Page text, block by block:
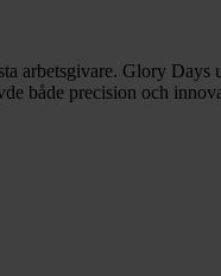
arbetsgivare. Glory
både precision och